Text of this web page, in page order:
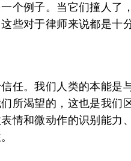
个例子。当它们撞人了
些对于律师来说都是十
任。我们人类的本能是
所渴望的，这也是我们
情和微动作的识别能力